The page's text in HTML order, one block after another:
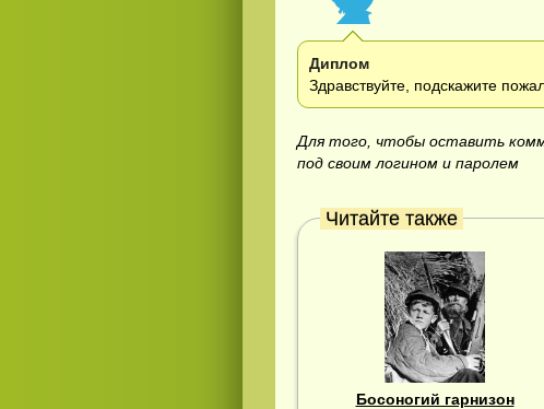
Диплом
Здравствуйте, подскажите
Для того, чтобы оставить
под своим логином и паролем
Читайте также
Босоногий гарнизон